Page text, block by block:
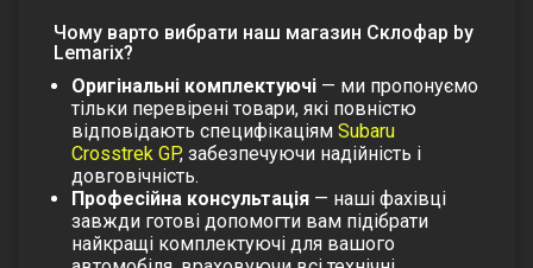
Чому варто вибрати наш магазин Склофар by
Lemarix?
Оригінальні комплектуючі — ми пропонуємо
тільки перевірені товари, які повністю
відповідають специфікаціям Subaru
Crosstrek GP, забезпечуючи надійність і
довговічність.
Професійна консультація — наші фахівці
завжди готові допомогти вам підібрати
найкращі комплектуючі для вашого